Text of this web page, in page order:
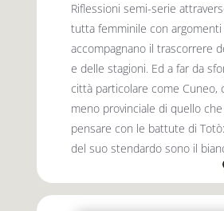
Riflessioni semi-serie
tutta femminile con argomenti
accompagnano il trascorrere
e delle stagioni. Ed a far da
città particolare come Cuneo,
meno provinciale di quello
pensare con le battute di
del suo stendardo sono il